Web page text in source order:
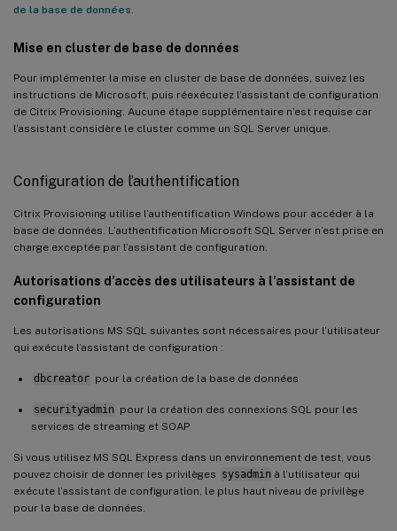
de la base de données
Mise en cluster de base de données
Pour implémenter la mise en cluster de base de données, suivez les
instructions de Microsoft, puis réexécutez l’assistant de configuration
de Citrix Provisioning. Aucune étape supplémentaire n’est requise car
l’assistant considère le cluster comme un SQL Server unique.
Configuration de l’authentification
Citrix Provisioning utilise l’authentification Windows pour accéder à la
base de données. L’authentification Microsoft SQL Server n’est prise en
charge exceptée par l’assistant de configuration.
Autorisations d’accès des utilisateurs à l’assistant de
configuration
Les autorisations MS SQL suivantes sont nécessaires pour l’utilisateur
qui exécute l’assistant de configuration :
dbcreator pour la création de la base de données
securityadmin pour la création des connexions SQL pour les
services de streaming et SOAP
Si vous utilisez MS SQL Express dans un environnement de test, vous
pouvez choisir de donner les privilèges sysadmin à l’utilisateur qui
exécute l’assistant de configuration, le plus haut niveau de privilège
pour la base de données.